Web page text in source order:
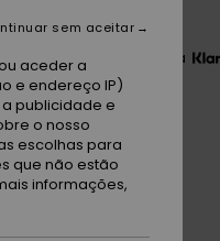
x 15,00 € sem juros com a
25% EXTRA
Black
aceder a
e endereço IP)
publicidade e
o nosso
escolhas para
que não estão
informações,
sem aceitar